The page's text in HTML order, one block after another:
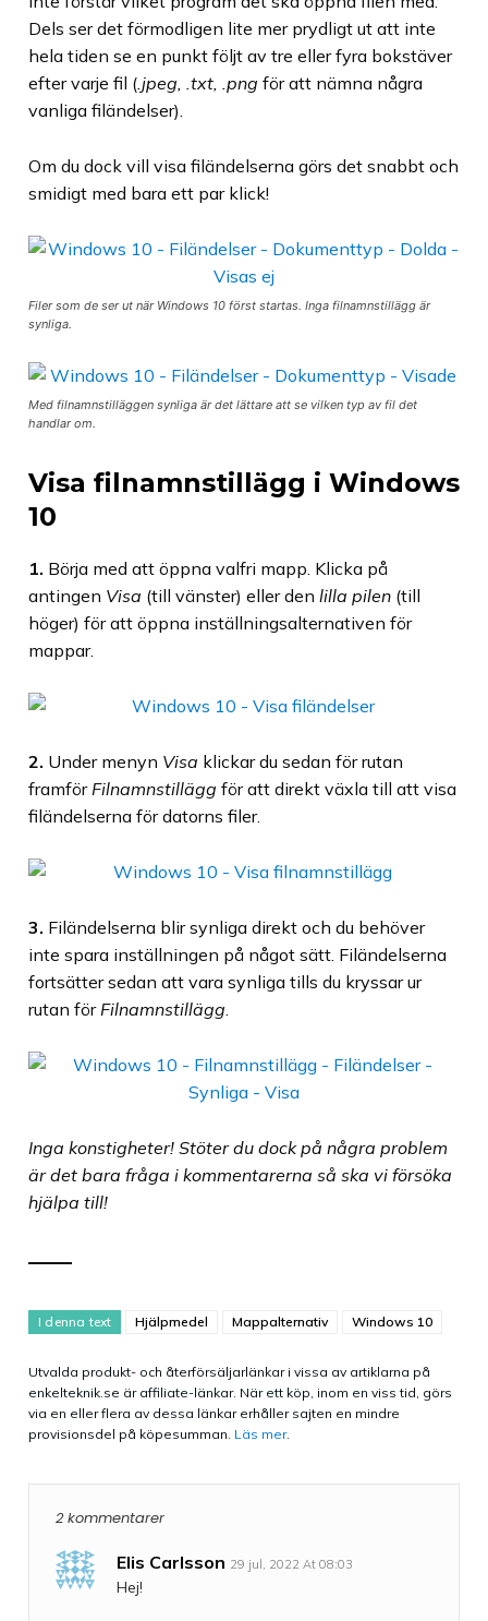
Dels ser det förmodligen lite mer prydligt ut att inte
hela tiden se en punkt följt av tre eller fyra bokstäver
efter varje fil ( .jpeg, .txt, .png för att nämna några
vanliga filändelser).
Om du dock vill visa filändelserna görs det snabbt och
smidigt med bara ett par klick!
Filer som de ser ut när Windows 10 först startas. Inga filnamnstillägg är
synliga.
Med filnamnstilläggen synliga är det lättare att se vilken typ av fil det
handlar om.
Visa filnamnstillägg i Windows
10
1. Börja med att öppna valfri mapp. Klicka på
antingen Visa (till vänster) eller den lilla pilen (till
höger) för att öppna inställningsalternativen för
mappar.
2. Under menyn Visa klickar du sedan för rutan
framför Filnamnstillägg för att direkt växla till att visa
filändelserna för datorns filer.
3. Filändelserna blir synliga direkt och du behöver
inte spara inställningen på något sätt. Filändelserna
fortsätter sedan att vara synliga tills du kryssar ur
rutan för Filnamnstillägg
Inga konstigheter! Stöter du dock på några problem
är det bara fråga i kommentarerna så ska vi försöka
hjälpa till!
I denna text Hjälpmedel Mappalternativ Windows 10
Utvalda produkt- och återförsäljarlänkar i vissa av artiklarna på
enkelteknik.se är affiliate-länkar. När ett köp, inom en viss tid, görs
via en eller flera av dessa länkar erhåller sajten en mindre
provisionsdel på köpesumman. Läs mer.
2 kommentarer
Elis Carlsson 29 jul, 2022 At 08:03
Hej!